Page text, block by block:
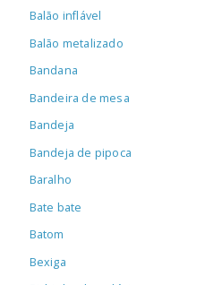
Balão inflável
Balão metalizado
Bandana
Bandeira de mesa
Bandeja
Bandeja de pipoca
Baralho
Bate bate
Batom
Bexiga